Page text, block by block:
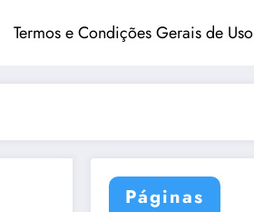
Termos e Condições Gerais de Uso
Páginas